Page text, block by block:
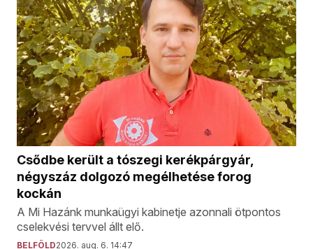
Csődbe került a tószegi kerékpárgyár,
négyszáz dolgozó megélhetése forog
kockán
A Mi Hazánk munkaügyi kabinetje azonnali ötpontos
cselekvési tervvel állt elő.
BELFÖLD2026. aug. 6. 14:47